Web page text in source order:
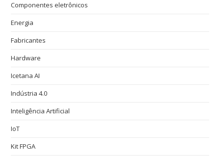
Componentes eletrônicos
Energia
Fabricantes
Hardware
Icetana AI
Indústria 4.0
Inteligência Artificial
IoT
Kit FPGA